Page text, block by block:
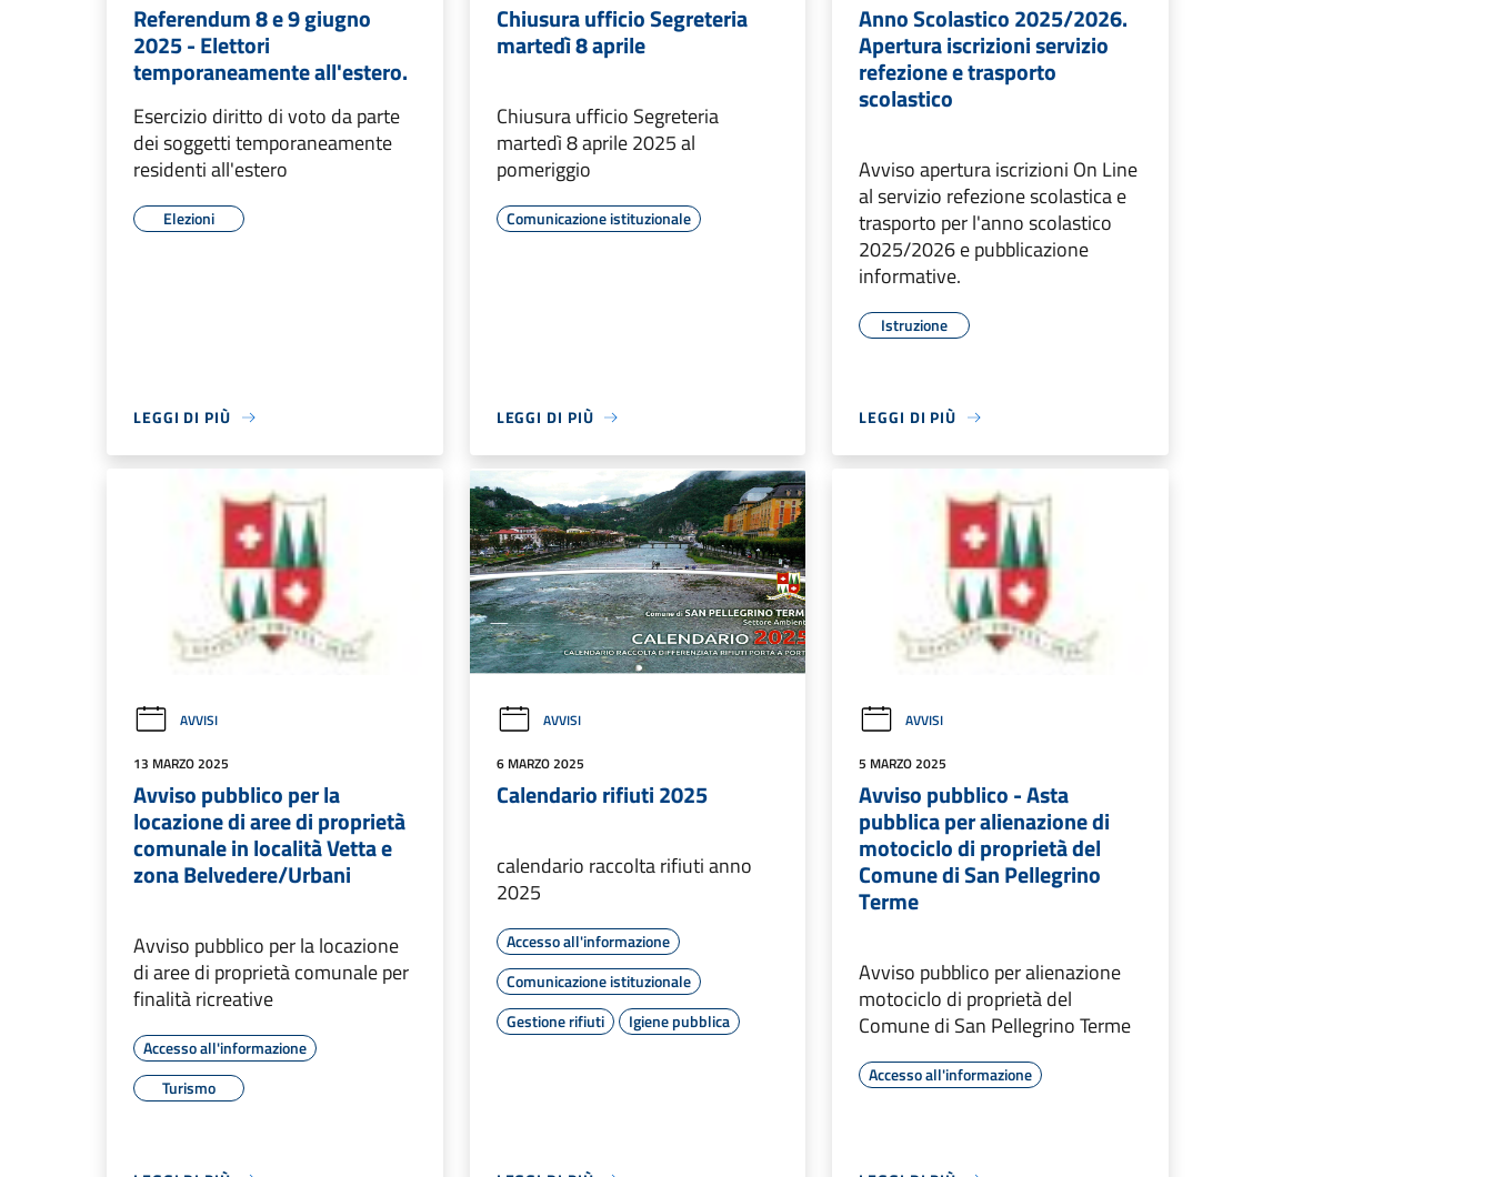
Referendum 8 e 9 giugno
2025 - Elettori
temporaneamente all'estero.
Esercizio diritto di voto da parte
dei soggetti temporaneamente
residenti all'estero
Elezioni
LEGGI DI PIÙ
Chiusura ufficio Segreteria
martedì 8 aprile
Chiusura ufficio Segreteria
martedì 8 aprile 2025 al
pomeriggio
Comunicazione istituzionale
LEGGI DI PIÙ
Anno Scolastico 2025/2026.
Apertura iscrizioni servizio
refezione e trasporto
scolastico
Avviso apertura iscrizioni On Line
al servizio refezione scolastica e
trasporto per l'anno scolastico
2025/2026 e pubblicazione
informative.
Istruzione
LEGGI DI PIÙ
AVVISI
13 MARZO 2025
Avviso pubblico per la
locazione di aree di proprietà
comunale in località Vetta e
zona Belvedere/Urbani
Avviso pubblico per la locazione
di aree di proprietà comunale per
finalità ricreative
Accesso all'informazione
Turismo
AVVISI
6 MARZO 2025
Calendario rifiuti 2025
calendario raccolta rifiuti anno
2025
Accesso all'informazione
Comunicazione istituzionale
Gestione rifiuti
Igiene pubblica
AVVISI
5 MARZO 2025
Avviso pubblico - Asta
pubblica per alienazione di
motociclo di proprietà del
Comune di San Pellegrino
Terme
Avviso pubblico per alienazione
motociclo di proprietà del
Comune di San Pellegrino Terme
Accesso all'informazione